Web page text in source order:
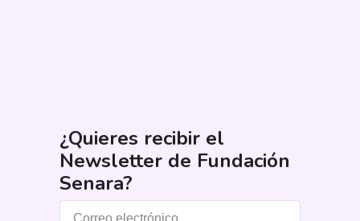
¿Quieres recibir el
Newsletter de Fundación
Senara?